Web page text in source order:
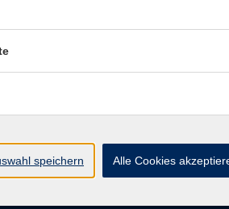
AGB Datenschutzerklärung
speichern Alle Cookies